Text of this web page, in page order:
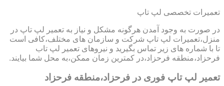
تعمیرات تخصصی لپ تاپ
در صورت به وجود آمدن هرگونه مشکل و نیاز به تعمیر لپ تاپ در
منزل،تعمیرات لپ تاپ شرکت و سازمان های مختلف،کافی است
تا با شماره های زیر تماس بگیرید و نیروهای تعمیر لپ تاب
فرحزاد،منطقه فرحزاد،در کمترین زمان ممکن،به محل شما بیایند.
تعمیر لپ تاپ فوری در فرحزاد،منطقه فرحزاد